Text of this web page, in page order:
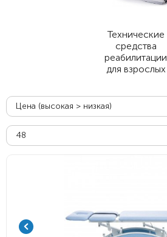
Технические
средства
реабилитации
для взрослых
Цена (высокая > низкая)
48